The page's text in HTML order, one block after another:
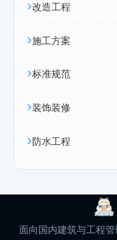
改造工程
施工方案
标准规范
装饰装修
防水工程
面向国内建筑与工程